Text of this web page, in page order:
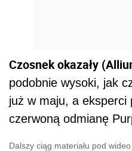
Czosnek okazały
podobnie wysoki, jak
już w maju, a eksperci
czerwoną odmianę
Dalszy ciąg materiału pod wideo